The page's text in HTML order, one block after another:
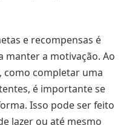
e recompensas é
manter a motivação. Ao
como completar uma
é importante se
Isso pode ser feito
lazer ou até mesmo